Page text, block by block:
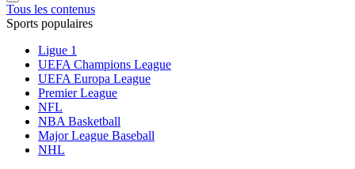
Tous les contenus
Sports populaires
Ligue 1
UEFA Champions League
UEFA Europa League
Premier League
NFL
NBA Basketball
Major League Baseball
NHL